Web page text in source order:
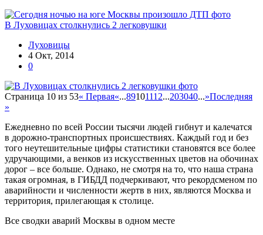
В Луховицах столкнулись 2 легковушки
Луховицы
4 Окт, 2014
0
Страница 10 из 53« Первая«...89101112...203040...»Последняя
»
Ежедневно по всей России тысячи людей гибнут и калечатся
в дорожно-транспортных происшествиях. Каждый год и без
того неутешительные цифры статистики становятся все более
удручающими, а венков из искусственных цветов на обочинах
дорог – все больше. Однако, не смотря на то, что наша страна
такая огромная, в ГИБДД подчеркивают, что рекордсменом по
аварийности и численности жертв в них, являются Москва и
территория, прилегающая к столице.
Все сводки аварий Москвы в одном месте